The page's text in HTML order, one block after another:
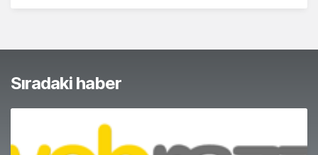
Sıradaki haber